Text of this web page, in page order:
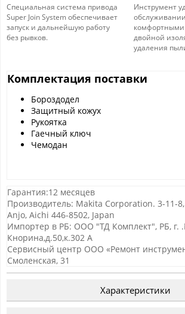
Специальная система привода
Super Join System обеспечивает
запуск и дальнейшую работу
без рывков.
Инструмент
комфортными
двойной
удаления
Комплектация поставки
Бороздодел
Защитный кожух
Рукоятка
Гаечный ключ
Чемодан
Гарантия:12 месяцев
Производитель: Makita Corporation. 3-11-
Anjo, Aichi 446-8502, Japan
Импортер в РБ: ООО "ТД Комплект", РБ, г.
Кнорина,д.50,к.302 А
Сервисный центр ООО «Ремонт
Смоленская, 31
Характеристики